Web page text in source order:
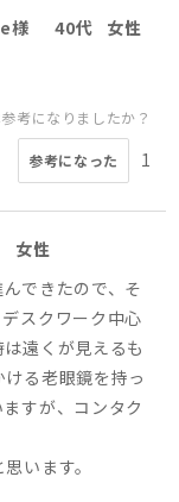
様 40代
女性
考になりましたか？
参考になった 1
女性
できたので、そ
スクワーク中心
遠くが見えるも
る老眼鏡を持っ
すが、コンタク
います。